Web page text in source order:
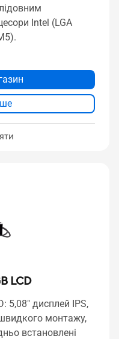
Intel (LGA
LCD
5,08" дисплей IPS,
монтажу,
встановлені